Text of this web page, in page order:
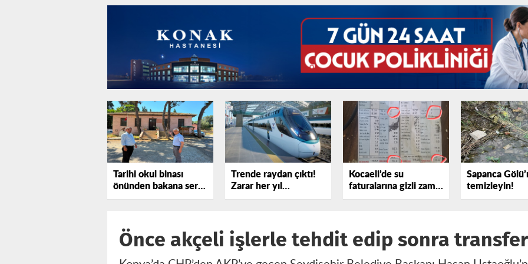
Tarihi okul binası
önünden bakana sert
tepki gösterdi!
Trende raydan çıktı!
Zarar her yıl
katlanıyor
Kocaeli’de su
faturalarına gizli zam
iddiası
Sapanca
temizleyin!
Önce akçeli işlerle tehdit edip sonra